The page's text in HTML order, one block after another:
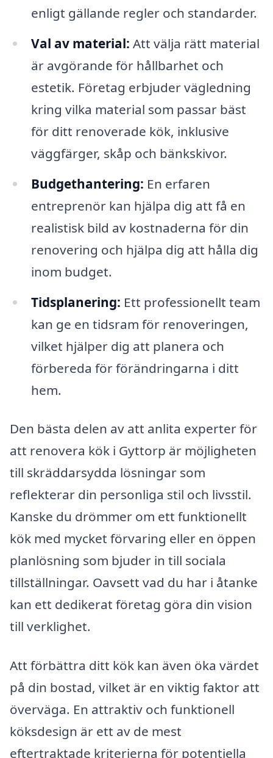
enligt gällande regler och standarder.
Val av material: Att välja rätt material
är avgörande för hållbarhet och
estetik. Företag erbjuder vägledning
kring vilka material som passar bäst
för ditt renoverade kök, inklusive
väggfärger, skåp och bänkskivor.
Budgethantering: En erfaren
entreprenör kan hjälpa dig att få en
realistisk bild av kostnaderna för din
renovering och hjälpa dig att hålla dig
inom budget.
Tidsplanering: Ett professionellt team
kan ge en tidsram för renoveringen,
vilket hjälper dig att planera och
förbereda för förändringarna i ditt
hem.
Den bästa delen av att anlita experter för
att renovera kök i Gyttorp är möjligheten
till skräddarsydda lösningar som
reflekterar din personliga stil och livsstil.
Kanske du drömmer om ett funktionellt
kök med mycket förvaring eller en öppen
planlösning som bjuder in till sociala
tillställningar. Oavsett vad du har i åtanke
kan ett dedikerat företag göra din vision
till verklighet.
Att förbättra ditt kök kan även öka värdet
på din bostad, vilket är en viktig faktor att
överväga. En attraktiv och funktionell
köksdesign är ett av de mest
eftertraktade kriterierna för potentiella